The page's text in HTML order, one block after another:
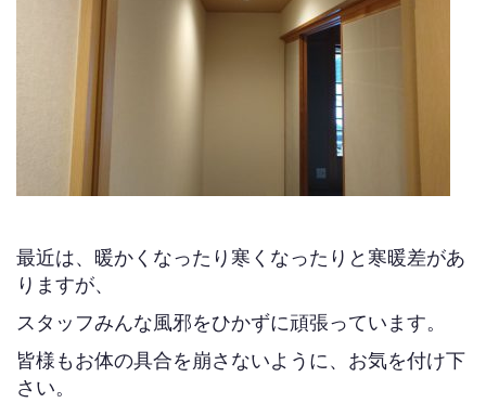
最近は、暖かくなったり寒くなったりと寒暖差があ
りますが、
スタッフみんな風邪をひかずに頑張っています。
皆様もお体の具合を崩さないように、お気を付け下
さい。